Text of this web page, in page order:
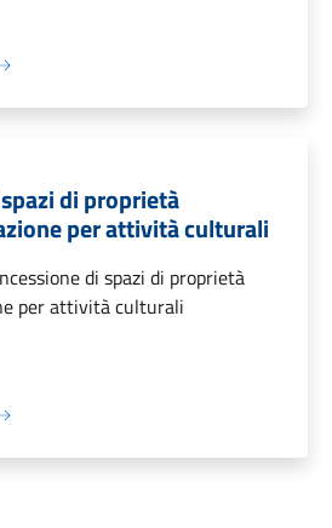
di proprietà
per attività culturali
di spazi di proprietà
per attività culturali